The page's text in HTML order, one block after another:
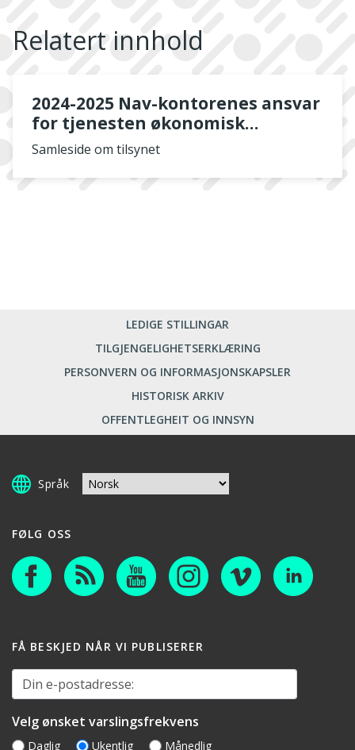
Relatert innhold
2024-2025 Nav-kontorenes ansvar
for tjenesten økonomisk
rådgivning til personer i en
vanskelig økonomisk situasjon
Samleside om tilsynet
LEDIGE STILLINGAR
TILGJENGELIGHETSERKLÆRING
PERSONVERN OG INFORMASJONSKAPSLER
HISTORISK ARKIV
OFFENTLEGHEIT OG INNSYN
Språk
FØLG OSS
FÅ BESKJED NÅR VI PUBLISERER
Din e-postadresse:
Velg ønsket varslingsfrekvens
Daglig Ukentlig Månedlig